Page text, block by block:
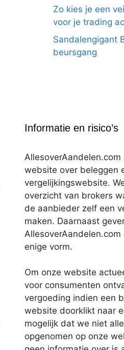
Zo kies je een
voor je trading
Sandalengigant
beursgang
Informatie en risico’s
website over beleggen
vergelijkingswebsite.
overzicht van brokers
de aanbieder zelf een
maken. Daarnaast
enige vorm.
Om onze website
voor consumenten
vergoeding indien een
website doorklikt naar
mogelijk dat we niet
opgenomen op onze